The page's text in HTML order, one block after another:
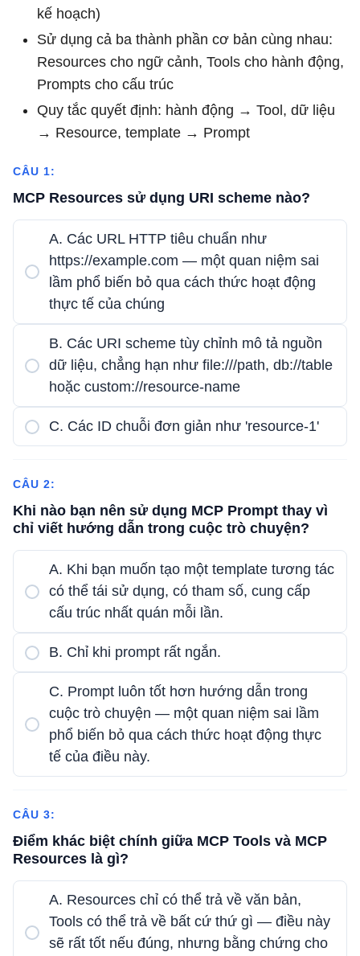
kế hoạch)
Sử dụng cả ba thành phần cơ bản cùng nhau:
Resources cho ngữ cảnh, Tools cho hành động,
Prompts cho cấu trúc
Quy tắc quyết định: hành động → Tool, dữ liệu
→ Resource, template → Prompt
CÂU 1:
MCP Resources sử dụng URI scheme nào?
A. Các URL HTTP tiêu chuẩn như
https://example.com — một quan niệm sai
lầm phổ biến bỏ qua cách thức hoạt động
thực tế của chúng
B. Các URI scheme tùy chỉnh mô tả nguồn
dữ liệu, chẳng hạn như file:///path, db://table
hoặc custom://resource-name
C. Các ID chuỗi đơn giản như 'resource-1'
CÂU 2:
Khi nào bạn nên sử dụng MCP Prompt thay vì
chỉ viết hướng dẫn trong cuộc trò chuyện?
A. Khi bạn muốn tạo một template tương tác
có thể tái sử dụng, có tham số, cung cấp
cấu trúc nhất quán mỗi lần.
B. Chỉ khi prompt rất ngắn.
C. Prompt luôn tốt hơn hướng dẫn trong
cuộc trò chuyện — một quan niệm sai lầm
phổ biến bỏ qua cách thức hoạt động thực
tế của điều này.
CÂU 3:
Điểm khác biệt chính giữa MCP Tools và MCP
Resources là gì?
A. Resources chỉ có thể trả về văn bản,
Tools có thể trả về bất cứ thứ gì — điều này
sẽ rất tốt nếu đúng, nhưng bằng chứng cho